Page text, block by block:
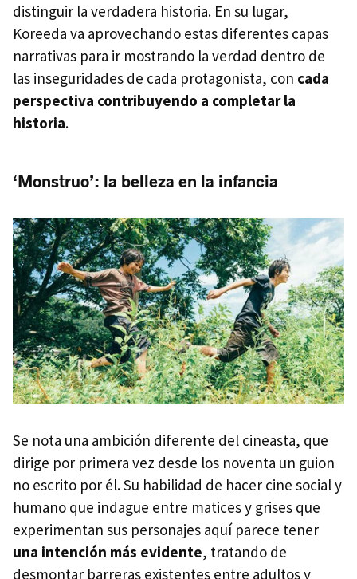
distinguir la verdadera historia. En su lugar,
Koreeda va aprovechando estas diferentes capas
narrativas para ir mostrando la verdad dentro de
las inseguridades de cada protagonista, con cada
perspectiva contribuyendo a completar la
historia.
‘Monstruo’: la belleza en la infancia
Se nota una ambición diferente del cineasta, que
dirige por primera vez desde los noventa un guion
no escrito por él. Su habilidad de hacer cine social y
humano que indague entre matices y grises que
experimentan sus personajes aquí parece tener
una intención más evidente, tratando de
desmontar barreras existentes entre adultos y